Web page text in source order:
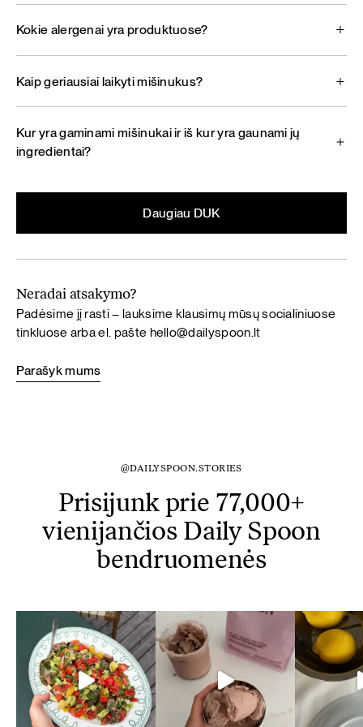
Kokie alergenai yra produktuose?
Kaip geriausiai laikyti mišinukus?
Kur yra gaminami mišinukai ir iš kur yra gaunami jų
ingredientai?
Daugiau DUK
Neradai atsakymo?
Padėsime jį rasti – lauksime klausimų mūsų socialiniuose
tinkluose arba el. pašte hello@dailyspoon.lt
Parašyk mums
@DAILYSPOON.STORIES
Prisijunk prie 77,000+
vienijančios Daily Spoon
bendruomenės